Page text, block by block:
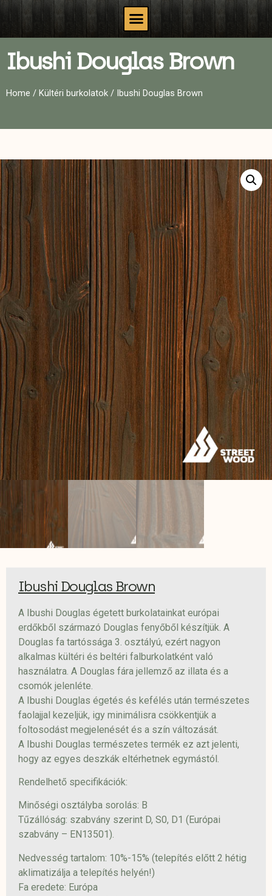
Ibushi Douglas Brown
Home / Kültéri burkolatok / Ibushi Douglas Brown
Ibushi Douglas Brown
A Ibushi Douglas égetett burkolatainkat európai
erdőkből származó Douglas fenyőből készítjük. A
Douglas fa tartóssága 3. osztályú, ezért nagyon
alkalmas kültéri és beltéri falburkolatként való
használatra. A Douglas fára jellemző az illata és a
csomók jelenléte.
A Ibushi Douglas égetés és kefélés után természetes
faolajjal kezeljük, igy minimálisra csökkentjük a
foltosodást megjelenését és a szín változását.
A Ibushi Douglas természetes termék ez azt jelenti,
hogy az egyes deszkák eltérhetnek egymástól.
Rendelhető specifikációk:
Minőségi osztályba sorolás: B
Tűzállóság: szabvány szerint D, S0, D1 (Európai
szabvány – EN13501).
Nedvesség tartalom: 10%-15% (telepítés előtt 2 hétig
aklimatizálja a telepítés helyén!)
Fa eredete: Európa